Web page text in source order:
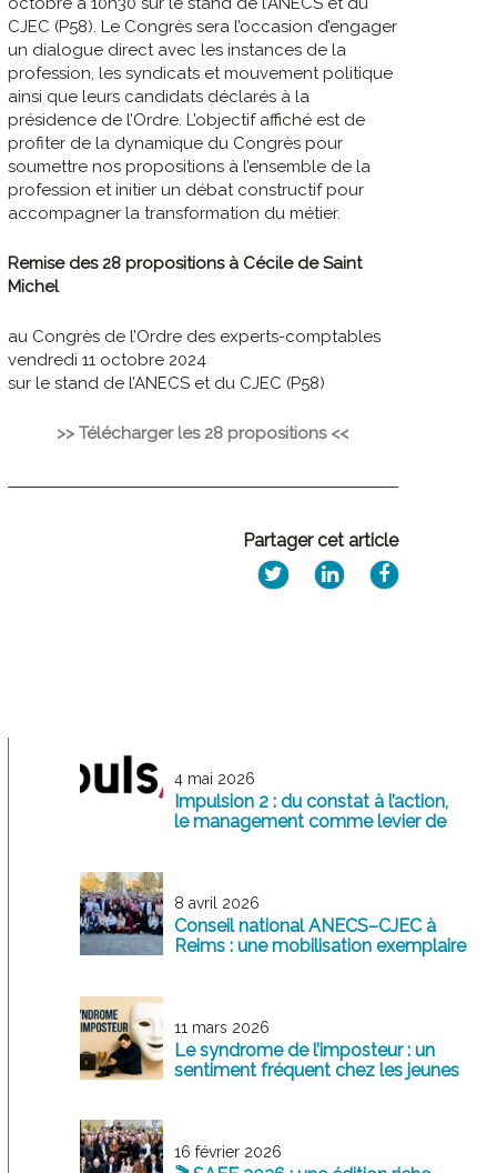
CJEC (P58). Le Congrès sera l’occasion d’engager
un dialogue direct avec les instances de la
profession, les syndicats et mouvement politique
ainsi que leurs candidats déclarés à la
présidence de l’Ordre. L’objectif affiché est de
profiter de la dynamique du Congrès pour
soumettre nos propositions à l’ensemble de la
profession et initier un débat constructif pour
accompagner la transformation du métier.
Remise des 28 propositions à Cécile de Saint
Michel
au Congrès de l’Ordre des experts-comptables
vendredi 11 octobre 2024
sur le stand de l’ANECS et du CJEC (P58)
>> Télécharger les 28 propositions <<
Partager cet article
4 mai 2026
Impulsion 2 : du constat à l’action,
le management comme levier de
8 avril 2026
Conseil national ANECS–CJEC à
Reims : une mobilisation exemplaire
11 mars 2026
Le syndrome de l’imposteur : un
sentiment fréquent chez les jeunes
16 février 2026